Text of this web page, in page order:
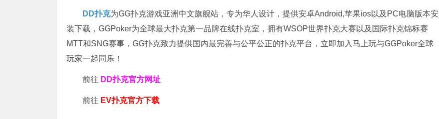
DD扑克为GG扑克游戏亚洲中文旗舰站，专为华人设计，提供安卓Android,苹果ios以及PC电脑版本安
装下载，GGPoker为全球最大扑克第一品牌在线扑克室，拥有WSOP世界扑克大赛以及国际扑克锦标赛
MTT和SNG赛事，GG扑克致力提供国内最完善与公平公正的扑克平台，立即加入马上玩与GGPoker全球
玩家一起同乐！
前往 DD扑克官方网址
前往 EV扑克官方下载